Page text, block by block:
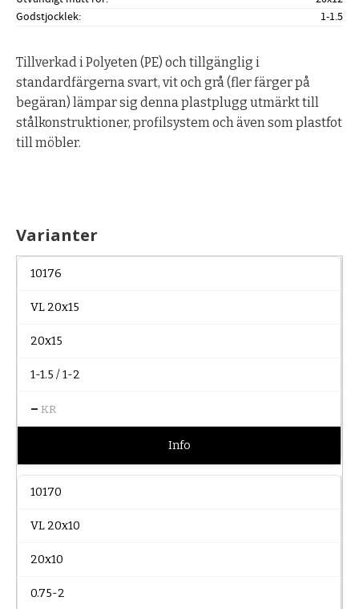
Godstjocklek
1-1.5
Tillverkad i Polyeten (PE) och tillgänglig i
standardfärgerna svart, vit och grå (fler färger på
begäran) lämpar sig denna plastplugg utmärkt till
stålkonstruktioner, profilsystem och även som plastfot
till möbler.
Varianter
10176
VL 20x15
20x15
1-1.5 / 1-2
– KR
Info
10170
VL 20x10
20x10
0.75-2